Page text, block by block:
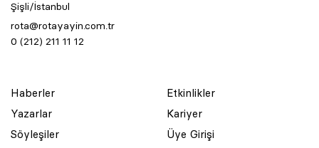
Şişli/İstanbul
rota@rotayayin.com.tr
0 (212) 211 11 12
Haberler
Yazarlar
Söyleşiler
Etkinlikler
Kariyer
Üye Girişi